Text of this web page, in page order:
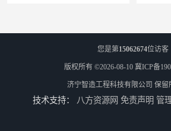
您是第15062674位访客
版权所有 ©2026-08-10 冀ICP备
济宁智造工程科技有限公司 保留
技术支持： 八方资源网 免责声明 管